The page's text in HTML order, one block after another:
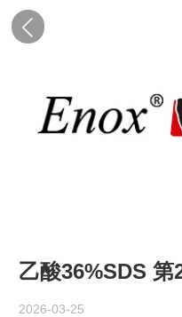
乙酸36%SDS 第
2026-03-25